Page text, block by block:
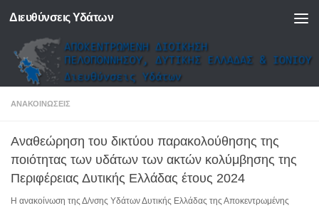
Skip to content
Διευθύνσεις Υδάτων
ΑΝΑΚΟΙΝΏΣΕΙΣ
Αναθεώρηση του δικτύου παρακολούθησης της
ποιότητας των υδάτων των ακτών κολύμβησης της
Περιφέρειας Δυτικής Ελλάδας έτους 2024
Η ανακοίνωση της Δ/νσης Υδάτων Δυτικής Ελλάδας της Αποκεντρωμένης